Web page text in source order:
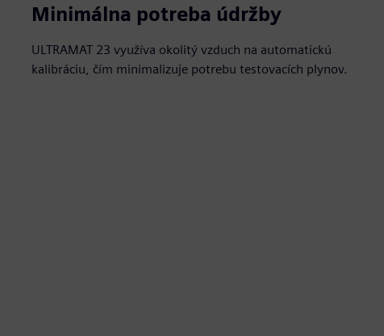
Minimálna potreba údržby
ULTRAMAT 23 využíva okolitý vzduch na automatickú
kalibráciu, čím minimalizuje potrebu testovacích plynov.